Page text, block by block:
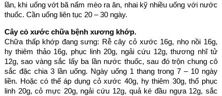
lần, khi uống vớt bã nấm mèo ra ăn, nhai kỹ nhiều uống với nước
thuốc. Cần uống liên tục 20 – 30 ngày.
Cây cỏ xước chữa bệnh xương khớp.
Chữa thấp khớp đang sưng: Rễ cây cỏ xước 16g, nhọ nồi 16g,
hy thiêm thảo 16g, phục linh 20g, ngải cứu 12g, thương nhĩ tử
12g, sao vàng sắc lấy ba lần nước thuốc, sau đó trộn chung cô
sắc đặc chia 3 lần uống. Ngày uống 1 thang trong 7 – 10 ngày
liền. Hoặc có thể áp dụng cỏ xước 40g, hy thiêm 30g, thổ phục
linh 20g, cỏ mực 20g, ngải cứu 12g, quả ké đầu ngựa 12g, sắc